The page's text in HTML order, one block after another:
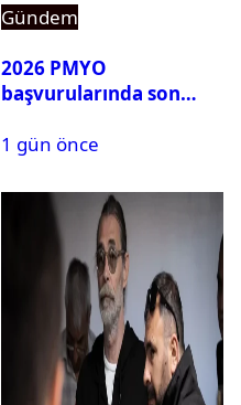
Gündem
2026 PMYO
başvurularında son
1 gün önce